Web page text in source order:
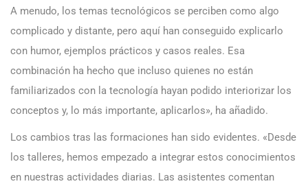
A menudo, los temas tecnológicos se perciben como algo
complicado y distante, pero aquí han conseguido explicarlo
con humor, ejemplos prácticos y casos reales. Esa
combinación ha hecho que incluso quienes no están
familiarizados con la tecnología hayan podido interiorizar los
conceptos y, lo más importante, aplicarlos», ha añadido.
Los cambios tras las formaciones han sido evidentes. «Desde
los talleres, hemos empezado a integrar estos conocimientos
en nuestras actividades diarias. Las asistentes comentan